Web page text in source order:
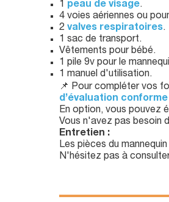
1 peau de visage.
4 voies aériennes ou
2 valves respiratoires.
1 sac de transport.
Vêtements pour bébé.
1 pile 9v pour le
1 manuel d'utilisation.
📌 Pour compléter vos
d’évaluation
En option, vous pouvez
Vous n'avez pas besoin
Entretien :
Les pièces du
N'hésitez pas à